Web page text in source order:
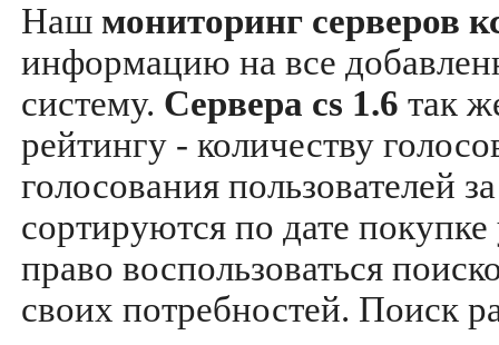
Наш мониторинг серверов
информацию на все
систему. Сервера cs 1.6 так
рейтингу - количеству
голосования пользователей
сортируются по дате
право воспользоваться
своих потребностей. Поиск